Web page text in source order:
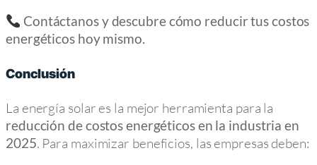
Contáctanos y descubre cómo reducir tus costos
energéticos hoy mismo.
Conclusión
La energía solar es la mejor herramienta para la
reducción de costos energéticos en la industria en
2025. Para maximizar beneficios, las empresas deben: